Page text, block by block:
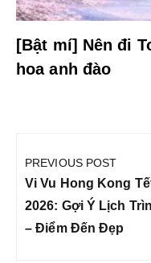
[Bật mí] Nên đi
hoa anh đào
hướng
bài
viết
PREVIOUS POST
Previous
Post:
Vi Vu Hong Kong
2026: Gợi Ý Lịch
– Điểm Đến Đẹp